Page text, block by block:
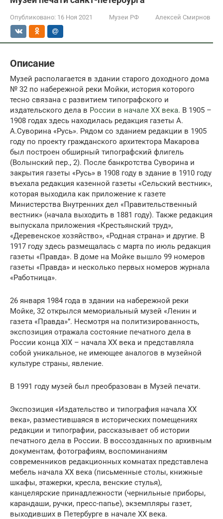
Опубликовано: 16 Ноя 2021 Музеи РФ Алексей Смирнов
Описание
Музей располагается в здании старого доходного дома
№ 32 по набережной реки Мойки, история которого
тесно связана с развитием типографского и
издательского дела в России в начале ХХ века. В 1905 –
1908 годах здесь находилась редакция газеты А.
А.Суворина «Русь». Рядом со зданием редакции в 1905
году по проекту гражданского архитектора Макарова
был построен обширный типографский флигель
(Волынский пер., 2). После банкротства Суворина и
закрытия газеты «Русь» в 1908 году в здание в 1910 году
въехала редакция казенной газеты «Сельский вестник»,
которая выходила как приложение к газете
Министерства Внутренних дел «Правительственный
вестник» (начала выходить в 1881 году). Также редакция
выпускала приложения «Крестьянский труд»,
«Деревенское хозяйство», «Родная страна» и другие. В
1917 году здесь размещалась с марта по июль редакция
газеты «Правда». В доме на Мойке вышло 99 номеров
газеты «Правда» и несколько первых номеров журнала
«Работница».
26 января 1984 года в здании на набережной реки
Мойке, 32 открылся мемориальный музей «Ленин и
газета «Правда»”. Несмотря на политизированность,
экспозиция отражала состояние печатного дела в
России конца ХIХ – начала ХХ века и представляла
собой уникальное, не имеющее аналогов в музейной
культуре страны, явление.
В 1991 году музей был преобразован в Музей печати.
Экспозиция «Издательство и типография начала ХХ
века», разместившаяся в исторических помещениях
редакции и типографии, рассказывает об истории
печатного дела в России. В воссозданных по архивным
документам, фотографиям, воспоминаниям
современников редакционных комнатах представлена
мебель начала ХХ века (письменные столы, книжные
шкафы, этажерки, кресла, венские стулья),
канцелярские принадлежности (чернильные приборы,
карандаши, ручки, пресс-папье), экземпляры газет,
выходивших в Петербурге в начале ХХ века.